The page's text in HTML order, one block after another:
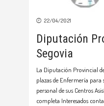
22/04/2021
Diputación
Segovia
La Diputación Provincial
plazas de Enfermería para
personal de sus Centros
completa Interesados